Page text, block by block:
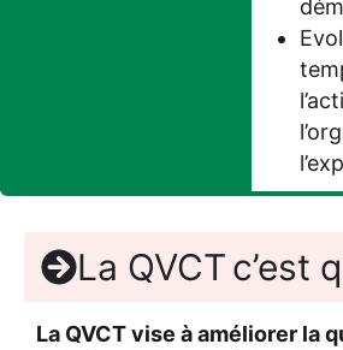
La QVCT c’est
La QVCT vise à améliorer la